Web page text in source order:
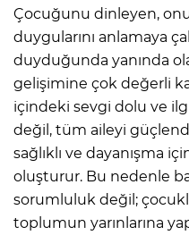
Çocuğunu dinleyen,
duygularını anlamaya
duyduğunda yanında
gelişimine çok değerli
içindeki sevgi dolu ve
değil, tüm aileyi
sağlıklı ve dayanışma
oluşturur. Bu nedenle
sorumluluk değil;
toplumun yarınlarına